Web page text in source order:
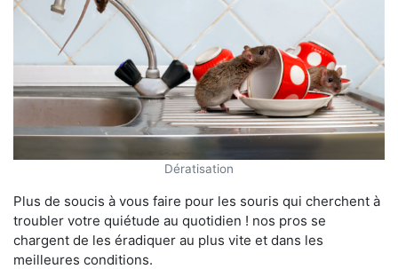
Dératisation
Plus de soucis à vous faire pour les souris qui cherchent à
troubler votre quiétude au quotidien ! nos pros se
chargent de les éradiquer au plus vite et dans les
meilleures conditions.